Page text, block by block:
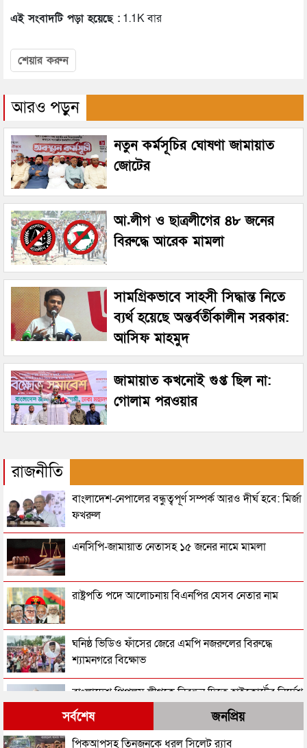
এই সংবাদটি পড়া হয়েছে : 1.1K বার
শেয়ার করুন
আরও পড়ুন
নতুন কর্মসূচির ঘোষণা জামায়াত
জোটের
আ.লীগ ও ছাত্রলীগের ৪৮ জনের
বিরুদ্ধে আরেক মামলা
সামগ্রিকভাবে সাহসী সিদ্ধান্ত নিতে
ব্যর্থ হয়েছে অন্তর্বর্তীকালীন সরকার:
আসিফ মাহমুদ
জামায়াত কখনোই গুপ্ত ছিল না:
গোলাম পরওয়ার
রাজনীতি
বাংলাদেশ-নেপালের বন্ধুত্বপূর্ণ সম্পর্ক আরও দীর্ঘ হবে: মির্জা
ফখরুল
এনসিপি-জামায়াত নেতাসহ ১৫ জনের নামে মামলা
রাষ্ট্রপতি পদে আলোচনায় বিএনপির যেসব নেতার নাম
ঘনিষ্ঠ ভিডিও ফাঁসের জেরে এমপি নজরুলের বিরুদ্ধে
শ্যামনগরে বিক্ষোভ
বাংলাদেশ পিপলস লীগকে নিবন্ধন দিতে হাইকোর্টের নির্দেশ
‘জুলাইয়ের গাদ্দার কার্ড’ নামে একটা কার্ড করতে চান
সর্বশেষ জনপ্রিয়
পিকআপসহ তিনজনকে ধরল সিলেট র‌্যাব